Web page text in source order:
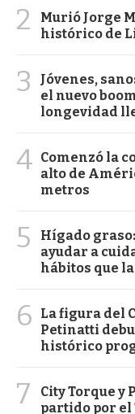
2
Murió Jorge
histórico de
3
Jóvenes,
el nuevo
longevidad
4 Comenzó la
alto de
metros
5
Hígado
ayudar a
hábitos que
6
La figura del
Petinatti
histórico
7
City Torque y
partido por el